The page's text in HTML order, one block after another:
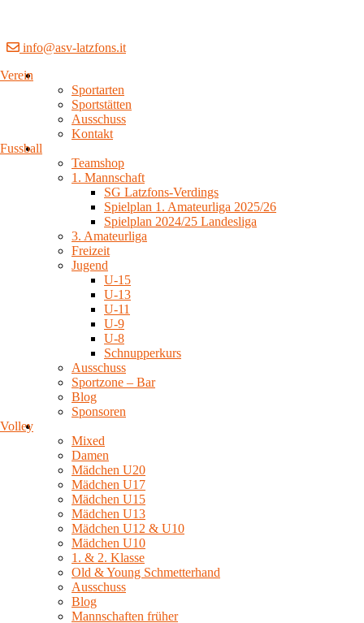
info@asv-latzfons.it
Verein
Sportarten
Sportstätten
Ausschuss
Kontakt
Fussball
Teamshop
1. Mannschaft
SG Latzfons-Verdings
Spielplan 1. Amateurliga 2025/26
Spielplan 2024/25 Landesliga
3. Amateurliga
Freizeit
Jugend
U-15
U-13
U-11
U-9
U-8
Schnupperkurs
Ausschuss
Sportzone – Bar
Blog
Sponsoren
Volley
Mixed
Damen
Mädchen U20
Mädchen U17
Mädchen U15
Mädchen U13
Mädchen U12 & U10
Mädchen U10
1. & 2. Klasse
Old & Young Schmetterhand
Ausschuss
Blog
Mannschaften früher